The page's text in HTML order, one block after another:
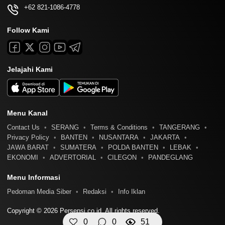
0 0 51
+62 821-1086-4778
Follow Kami
Jelajahi Kami
Menu Kanal
Contact Us SERANG Terms & Conditions
TANGERANG
Privacy Policy
BANTEN NUSANTARA
JAKARTA
JAWA BARAT
SUMATERA POLDA BANTEN
LEBAK
EKONOMI
ADVERTORIAL CILEGON PANDEGLANG
Menu Informasi
Pedoman Media Siber Redaksi Info Iklan
Copyright © 2026 Persepsi.co.id. All rights reserved.